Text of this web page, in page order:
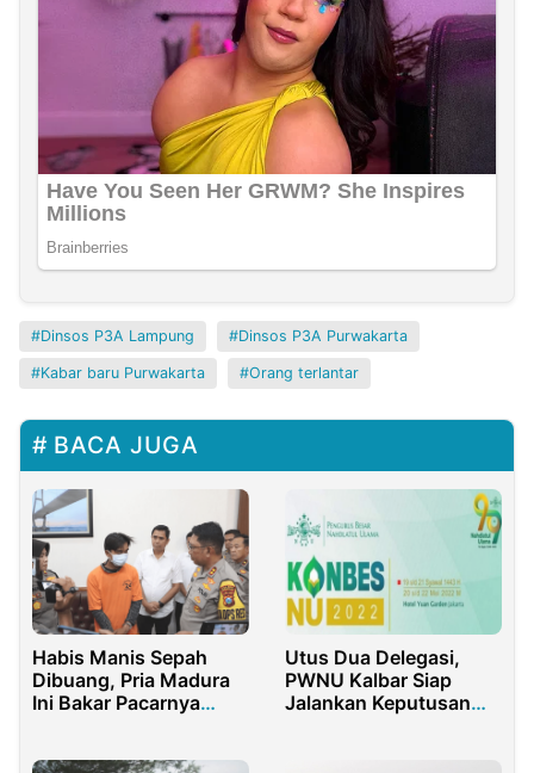
Dinsos P3A Lampung Dinsos P3A Purwakarta
Kabar baru Purwakarta Orang terlantar
BACA JUGA
Habis Manis Sepah
Dibuang, Pria Madura
Ini Bakar Pacarnya
Utus Dua Delegasi,
PWNU Kalbar Siap
Jalankan Keputusan